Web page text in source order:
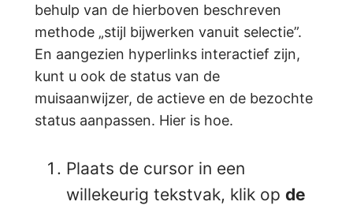
behulp van de hierboven beschreven
methode „stijl bijwerken vanuit selectie”.
En aangezien hyperlinks interactief zijn,
kunt u ook de status van de
muisaanwijzer, de actieve en de bezochte
status aanpassen. Hier is hoe.
Plaats de cursor in een
willekeurig tekstvak, klik op de